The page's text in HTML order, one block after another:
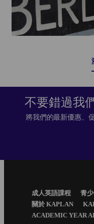
不要錯過我
將我們的最新優惠、
成人英語課程 青
關於 KAPLAN
ACADEMIC YEAR